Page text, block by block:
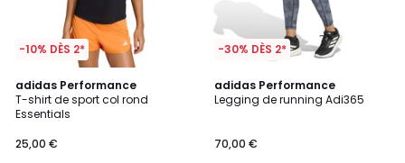
-10% DÈS 2*
adidas Performance
T-shirt de sport col rond
Essentials
25,00 €
4,7
/ 5
-30% DÈS 2*
adidas Performance
Legging de running Adi365
70,00 €